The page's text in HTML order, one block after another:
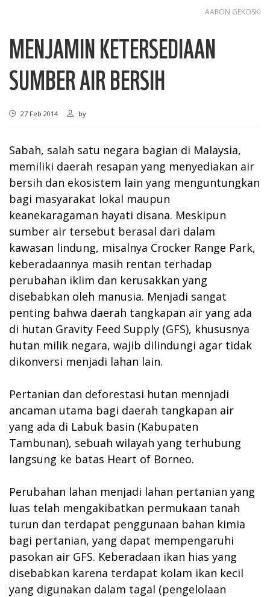
AARON GEKOSKI
MENJAMIN KETERSEDIAAN
SUMBER AIR BERSIH
27 Feb 2014 by
Sabah, salah satu negara bagian di Malaysia,
memiliki daerah resapan yang menyediakan air
bersih dan ekosistem lain yang menguntungkan
bagi masyarakat lokal maupun
keanekaragaman hayati disana. Meskipun
sumber air tersebut berasal dari dalam
kawasan lindung, misalnya Crocker Range Park,
keberadaannya masih rentan terhadap
perubahan iklim dan kerusakkan yang
disebabkan oleh manusia. Menjadi sangat
penting bahwa daerah tangkapan air yang ada
di hutan Gravity Feed Supply (GFS), khususnya
hutan milik negara, wajib dilindungi agar tidak
dikonversi menjadi lahan lain.
Pertanian dan deforestasi hutan mennjadi
ancaman utama bagi daerah tangkapan air
yang ada di Labuk basin (Kabupaten
Tambunan), sebuah wilayah yang terhubung
langsung ke batas Heart of Borneo.
Perubahan lahan menjadi lahan pertanian yang
luas telah mengakibatkan permukaan tanah
turun dan terdapat penggunaan bahan kimia
bagi pertanian, yang dapat mempengaruhi
pasokan air GFS. Keberadaan ikan hias yang
disebabkan karena terdapat kolam ikan kecil
yang digunakan dalam tagal (pengelolaan